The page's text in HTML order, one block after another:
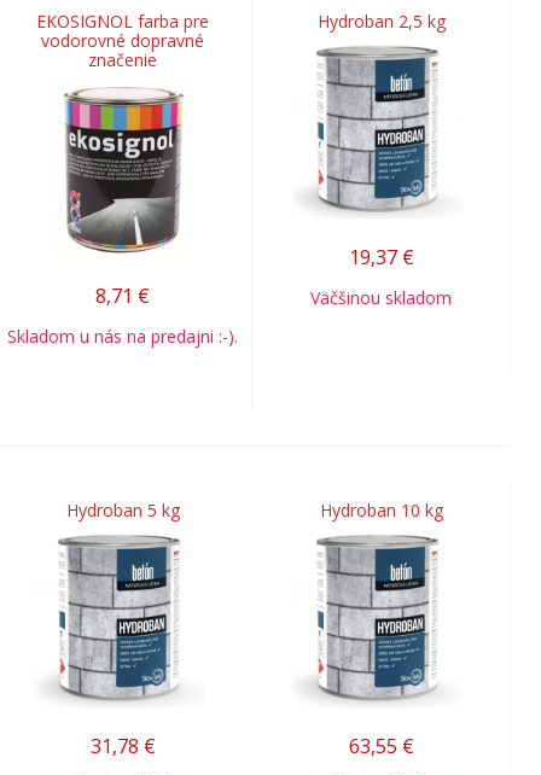
EKOSIGNOL farba pre
vodorovné dopravné
značenie
8,71 €
Skladom u nás na predajni :-).
Hydroban 2,5 kg
19,37 €
Väčšinou skladom
Hydroban 5 kg
31,78 €
Hydroban 10 kg
63,55 €